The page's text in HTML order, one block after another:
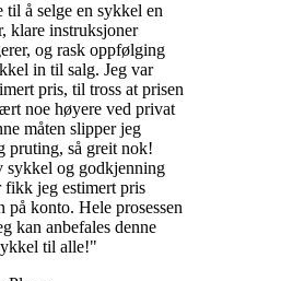
til å selge en sykkel en
klare instruksjoner
og rask oppfølging
in til salg. Jeg var
pris, til tross at prisen
noe høyere ved privat
måten slipper jeg
pruting, så greit nok!
sykkel og godkjenning
fikk jeg estimert pris
på konto. Hele prosessen
kan anbefales denne
til alle!"